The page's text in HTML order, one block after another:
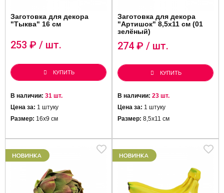
Заготовка для декора
"Тыква" 16 см
253 ₽ / шт.
КУПИТЬ
В наличии: 31 шт.
Цена за: 1 штуку
Размер: 16х9 см
Заготовка для декора
"Артишок" 8,5х11 см (01
зелёный)
274 ₽ / шт.
КУПИТЬ
В наличии: 23 шт.
Цена за: 1 штуку
Размер: 8,5х11 см